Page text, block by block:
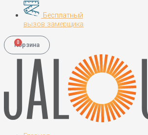
Бесплатный
вызов замерщика
0
Корзина